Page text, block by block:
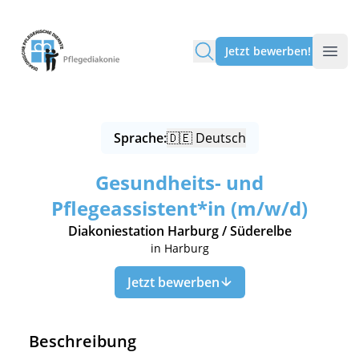
Pflegediakonie Alten Eichen
Jetzt bewerben!
Sprache:🇩🇪 Deutsch
Gesundheits- und
Pflegeassistent*in (m/w/d)
Diakoniestation Harburg / Süderelbe
in Harburg
Jetzt bewerben
Beschreibung